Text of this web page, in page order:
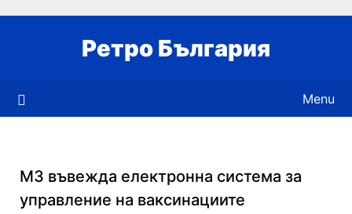
Ретро България
Menu
МЗ въвежда електронна система за
управление на ваксинациите